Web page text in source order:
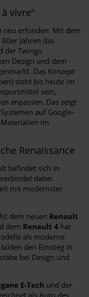
vivre“
neu erfunden. Mit dem
Jahren das
der Twingo
Design und dem
Das Konzept
steht bis heute im
sein,
anpassen. Das zeigt
auf Google-
im
Renaissance
befindet sich in
dabei
mit modernster
dem neuen Renault
dem Renault 4 hat
als moderne
den Einstieg in
bei Design und
E-Tech und der
als Auto des